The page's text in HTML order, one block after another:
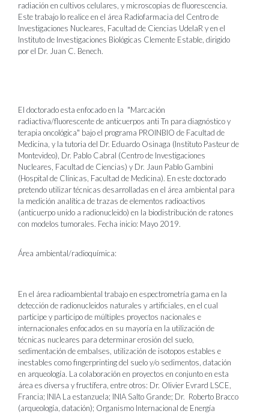
radiación en cultivos celulares, y microscopias de fluorescencia.
Este trabajo lo realice en el área Radiofarmacia del Centro de
Investigaciones Nucleares, Facultad de Ciencias UdelaR y en el
Instituto de Investigaciones Biológicas Clemente Estable, dirigido
por el Dr. Juan C. Benech.
El doctorado esta enfocado en la "Marcación
radiactiva/fluorescente de anticuerpos anti Tn para diagnóstico y
terapia oncológica" bajo el programa PROINBIO de Facultad de
Medicina, y la tutoria del Dr. Eduardo Osinaga (Instituto Pasteur de
Montevideo), Dr. Pablo Cabral (Centro de Investigaciones
Nucleares, Facultad de Ciencias) y Dr. Jaun Pablo Gambini
(Hospital de Clínicas, Facultad de Medicina). En este doctorado
pretendo utilizar técnicas desarrolladas en el área ambiental para
la medición analítica de trazas de elementos radioactivos
(anticuerpo unido a radionucleido) en la biodistribución de ratones
con modelos tumorales. Fecha inicio: Mayo 2019.
Área ambiental/radioquímica:
En el área radioambiental trabajo en espectrometría gama en la
detección de radionucleidos naturales y artificiales, en el cual
participe y participo de múltiples proyectos nacionales e
internacionales enfocados en su mayoría en la utilización de
técnicas nucleares para determinar erosión del suelo,
sedimentación de embalses, utilización de isotopos estables e
inestables como fingerprinting del suelo y/o sedimentos, datación
en arqueología. La colaboración en proyectos en conjunto en esta
área es diversa y fructífera, entre otros: Dr. Olivier Evrard LSCE,
Francia; INIA La estanzuela; INIA Salto Grande; Dr. Roberto Bracco
(arqueología, datación); Organismo Internacional de Energía